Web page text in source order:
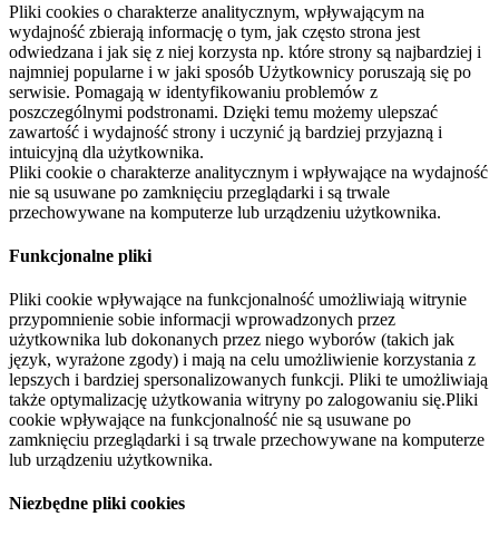
Pliki cookies o charakterze analitycznym, wpływającym na
wydajność zbierają informację o tym, jak często strona jest
odwiedzana i jak się z niej korzysta np. które strony są najbardziej i
najmniej popularne i w jaki sposób Użytkownicy poruszają się po
serwisie. Pomagają w identyfikowaniu problemów z
poszczególnymi podstronami. Dzięki temu możemy ulepszać
zawartość i wydajność strony i uczynić ją bardziej przyjazną i
intuicyjną dla użytkownika.
Pliki cookie o charakterze analitycznym i wpływające na wydajność
nie są usuwane po zamknięciu przeglądarki i są trwale
przechowywane na komputerze lub urządzeniu użytkownika.
Funkcjonalne pliki
Pliki cookie wpływające na funkcjonalność umożliwiają witrynie
przypomnienie sobie informacji wprowadzonych przez
użytkownika lub dokonanych przez niego wyborów (takich jak
język, wyrażone zgody) i mają na celu umożliwienie korzystania z
lepszych i bardziej spersonalizowanych funkcji. Pliki te umożliwiają
także optymalizację użytkowania witryny po zalogowaniu się.Pliki
cookie wpływające na funkcjonalność nie są usuwane po
zamknięciu przeglądarki i są trwale przechowywane na komputerze
lub urządzeniu użytkownika.
Niezbędne pliki cookies